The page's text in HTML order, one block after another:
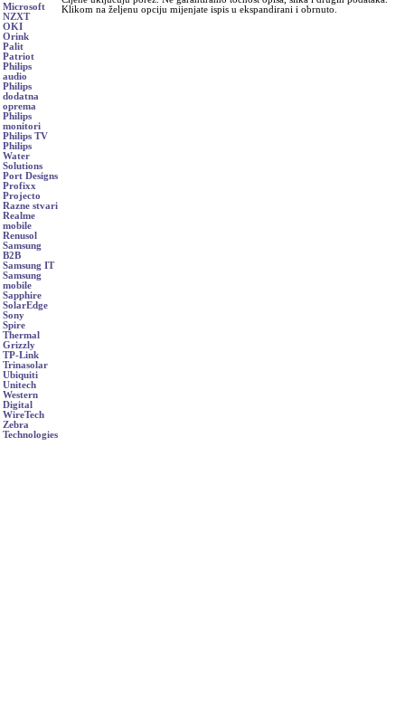
Microsoft
NZXT
OKI
Orink
Palit
Patriot
Philips
audio
Philips
dodatna
oprema
Philips
monitori
Philips TV
Philips
Water
Solutions
Port Designs
Profixx
Projecto
Razne stvari
Realme
mobile
Renusol
Samsung
B2B
Samsung IT
Samsung
mobile
Sapphire
SolarEdge
Sony
Spire
Thermal
Grizzly
TP-Link
Trinasolar
Ubiquiti
Unitech
Western
Digital
WireTech
Zebra
Technologies
Klikom na željenu opciju mijenjate ispis u ekspandirani i obrnuto.